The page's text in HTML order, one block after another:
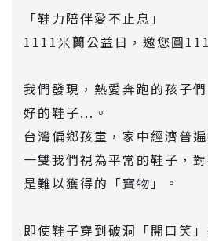
「鞋力陪伴愛不止息」
1111米蘭公益日，邀您圓
我們發現，熱愛奔跑的孩子
好的鞋子...。
台灣偏鄉孩童，家中經濟普
一雙我們視為平常的鞋子，
是難以獲得的「寶物」。
即使鞋子穿到破洞「開口笑